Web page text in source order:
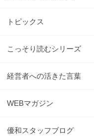
トピックス
こっそり読むシリーズ
経営者への活きた言葉
WEBマガジン
優和スタッフブログ